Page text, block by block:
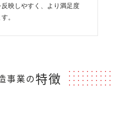
映しやすく、より満足度
。
事業の特徴